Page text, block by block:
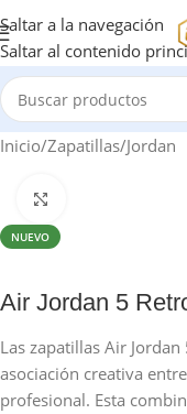
Saltar a la navegación
Saltar al contenido
Inicio/Zapatillas/Jordan
NUEVO
Air Jordan 5
Las zapatillas Air
asociación creativa
profesional. Esta